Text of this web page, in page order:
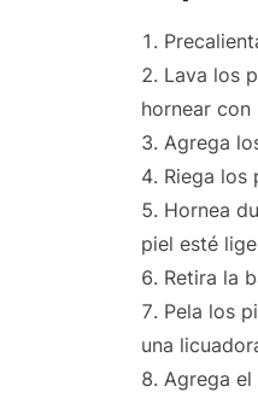
Lava los
hornear con
Agrega
Riega los
Hornea
piel esté
Retira la
Pela los
una
Agrega